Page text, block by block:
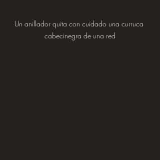
Un anillador quita con cuidado una curruca
cabecinegra de una red